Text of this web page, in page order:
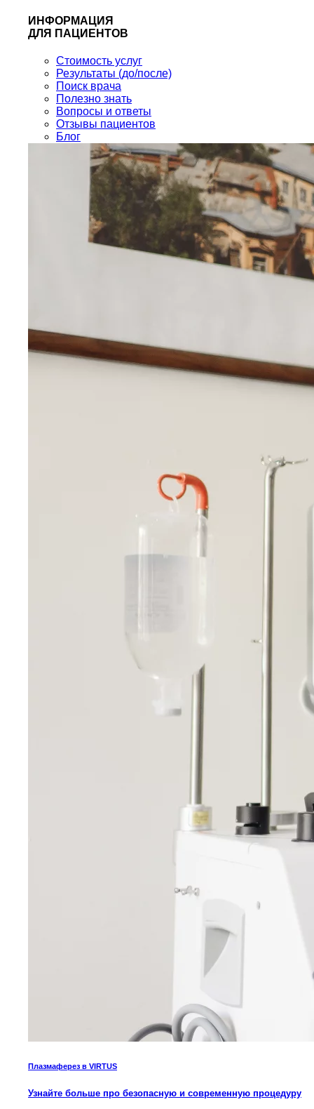
ИНФОРМАЦИЯ
ДЛЯ ПАЦИЕНТОВ
Стоимость услуг
Результаты (до/после)
Поиск врача
Полезно знать
Вопросы и ответы
Отзывы пациентов
Блог
Плазмаферез в VIRTUS
Узнайте больше про безопасную и современную процедуру